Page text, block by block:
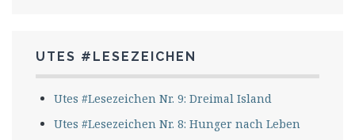
UTES #LESEZEICHEN
Utes #Lesezeichen Nr. 9: Dreimal Island
Utes #Lesezeichen Nr. 8: Hunger nach Leben